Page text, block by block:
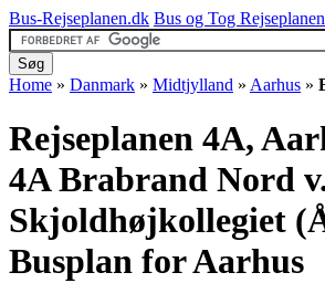
Bus-Rejseplanen.dk Bus og Tog
Home » Danmark » Midtjylland » Aarhus »
Rejseplanen 4A,
4A Brabrand Nord
Skjoldhøjkollegiet
Busplan for Aarhus